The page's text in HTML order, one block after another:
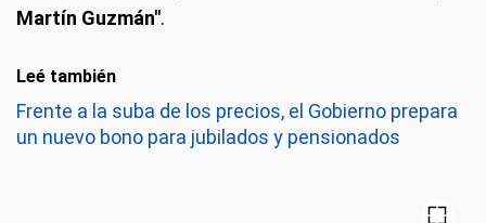
Martín Guzmán".
Leé también
Frente a la suba de los precios, el Gobierno prepara
un nuevo bono para jubilados y pensionados